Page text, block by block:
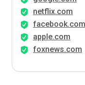
netflix.com
facebook.com
apple.com
foxnews.com